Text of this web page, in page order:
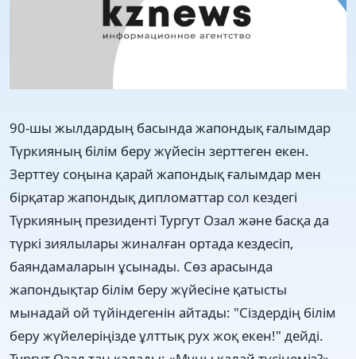
90-шы жылдардың басында жапондық ғалымдар
Түркияның білім беру жүйесін зерттеген екен.
Зерттеу соңына қарай жапондық ғалымдар мен
бірқатар жапондық дипломаттар сол кездегі
Түркияның президенті Тургут Озал және басқа да
түркі зиялылары жиналған ортада кездесіп,
баяндамаларын ұсынады. Сөз арасында
жапондықтар білім беру жүйесіне қатысты
мынадай ой түйіндегенін айтады: "Сіздердің білім
беру жүйелеріңізде ұлттық рух жоқ екен!" дейді.